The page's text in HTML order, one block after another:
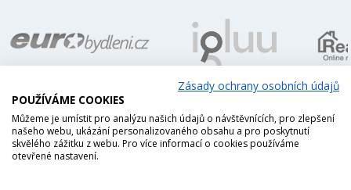
Zásady ochrany osobních údajů
POUŽÍVÁME COOKIES
Můžeme je umístit pro analýzu našich údajů o návštěvnících, pro zlepšení
našeho webu, ukázání personalizovaného obsahu a pro poskytnutí
skvělého zážitku z webu. Pro více informací o cookies používáme
otevřené nastavení.